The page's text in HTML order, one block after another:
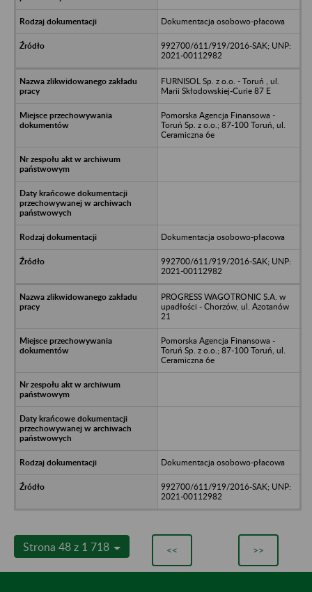
Dokumentacja osobowo-płacowa
992700/611/919/2016-SAK; UNP:
2021-00112982
FURNISOL Sp. z o.o. - Toruń , ul.
Marii Skłodowskiej-Curie 87 E
Pomorska Agencja Finansowa -
Toruń Sp. z o.o.; 87-100 Toruń, ul.
Ceramiczna 6e
Dokumentacja osobowo-płacowa
992700/611/919/2016-SAK; UNP:
2021-00112982
PROGRESS WAGOTRONIC S.A. w
upadłości - Chorzów, ul. Azotanów
21
Pomorska Agencja Finansowa -
Toruń Sp. z o.o.; 87-100 Toruń, ul.
Ceramiczna 6e
Dokumentacja osobowo-płacowa
992700/611/919/2016-SAK; UNP:
2021-00112982
Strona 48 z 1 718 << >>